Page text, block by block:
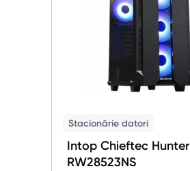
Stacionārie datori
Intop Chieftec Hunter
RW28523NS